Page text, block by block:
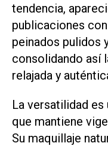
tendencia,
publicaciones
peinados pulidos
consolidando así
relajada y
La versatilidad
que mantiene
Su maquillaje